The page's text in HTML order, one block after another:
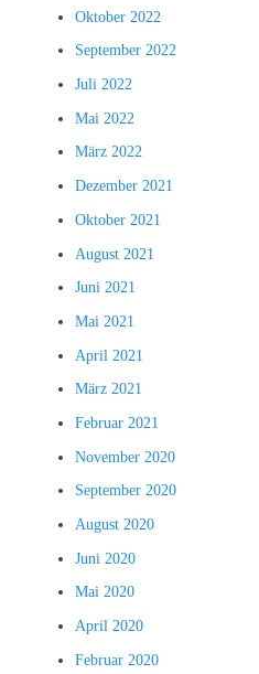
Oktober 2022
September 2022
Juli 2022
Mai 2022
März 2022
Dezember 2021
Oktober 2021
August 2021
Juni 2021
Mai 2021
April 2021
März 2021
Februar 2021
November 2020
September 2020
August 2020
Juni 2020
Mai 2020
April 2020
Februar 2020